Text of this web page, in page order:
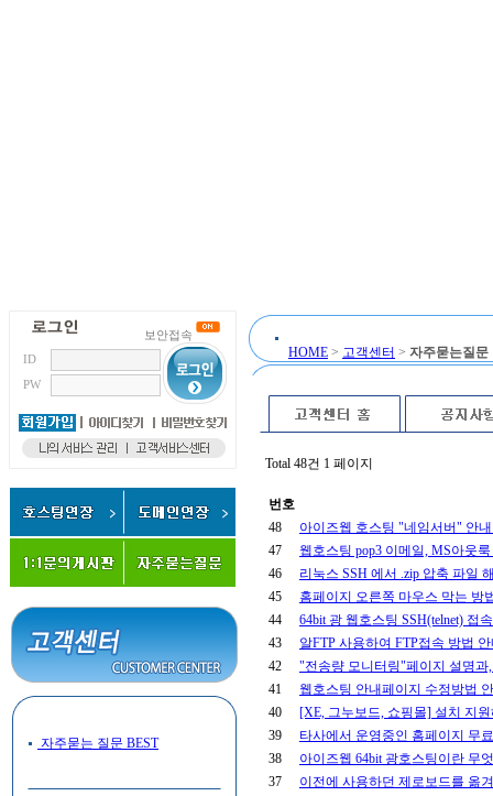
자주묻는 질문 BEST
HOME > 고객센터 > 자주묻는질문
Total 48건 1 페이지
번호
48
아이즈웹 호스팅 "네임서버" 안
47
웹호스팅 pop3 이메일, MS아웃
46
리눅스 SSH 에서 .zip 압축 파일
45
홈페이지 오른쪽 마우스 막는 방
44
64bit 광 웹호스팅 SSH(telnet) 접
43
알FTP 사용하여 FTP접속 방법
42
"전송량 모니터링"페이지 설명
41
웹호스팅 안내페이지 수정방법
40
[XE, 그누보드, 쇼핑몰] 설치 지
39
타사에서 운영중인 홈페이지 무
38
아이즈웹 64bit 광호스팅이란 무
37
이전에 사용하던 제로보드를 옮